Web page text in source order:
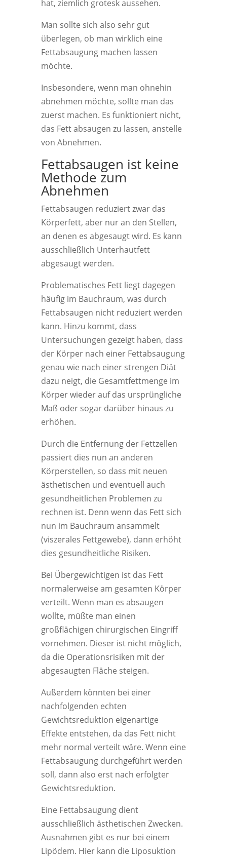
hat, ziemlich grotesk aussehen.
Man sollte sich also sehr gut
überlegen, ob man wirklich eine
Fettabsaugung machen lassen
möchte.
Insbesondere, wenn man ohnehin
abnehmen möchte, sollte man das
zuerst machen. Es funktioniert nicht,
das Fett absaugen zu lassen, anstelle
von Abnehmen.
Fettabsaugen ist keine
Methode zum
Abnehmen
Fettabsaugen reduziert zwar das
Körperfett, aber nur an den Stellen,
an denen es abgesaugt wird. Es kann
ausschließlich Unterhautfett
abgesaugt werden.
Problematisches Fett liegt dagegen
häufig im Bauchraum, was durch
Fettabsaugen nicht reduziert werden
kann. Hinzu kommt, dass
Untersuchungen gezeigt haben, dass
der Körper nach einer Fettabsaugung
genau wie nach einer strengen Diät
dazu neigt, die Gesamtfettmenge im
Körper wieder auf das ursprüngliche
Maß oder sogar darüber hinaus zu
erhöhen.
Durch die Entfernung der Fettzellen
passiert dies nun an anderen
Körperstellen, so dass mit neuen
ästhetischen und eventuell auch
gesundheitlichen Problemen zu
rechnen ist. Denn wenn das Fett sich
nun im Bauchraum ansammelt
(viszerales Fettgewebe), dann erhöht
dies gesundheitliche Risiken.
Bei Übergewichtigen ist das Fett
normalerweise am gesamten Körper
verteilt. Wenn man es absaugen
wollte, müßte man einen
großflächigen chirurgischen Eingriff
vornehmen. Dieser ist nicht möglich,
da die Operationsrisiken mit der
abgesaugten Fläche steigen.
Außerdem könnten bei einer
nachfolgenden echten
Gewichtsreduktion eigenartige
Effekte entstehen, da das Fett nicht
mehr normal verteilt wäre. Wenn eine
Fettabsaugung durchgeführt werden
soll, dann also erst nach erfolgter
Gewichtsreduktion.
Eine Fettabsaugung dient
ausschließlich ästhetischen Zwecken.
Ausnahmen gibt es nur bei einem
Lipödem. Hier kann die Liposuktion